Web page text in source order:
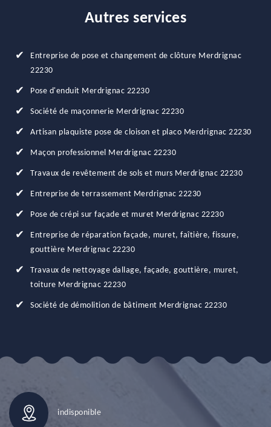
Autres services
Entreprise de pose et changement de clôture Merdrignac
22230
Pose d'enduit Merdrignac 22230
Société de maçonnerie Merdrignac 22230
Artisan plaquiste pose de cloison et placo Merdrignac 22230
Maçon professionnel Merdrignac 22230
Travaux de revêtement de sols et murs Merdrignac 22230
Entreprise de terrassement Merdrignac 22230
Pose de crépi sur façade et muret Merdrignac 22230
Entreprise de réparation façade, muret, faîtière, fissure,
gouttière Merdrignac 22230
Travaux de nettoyage dallage, façade, gouttière, muret,
toiture Merdrignac 22230
Société de démolition de bâtiment Merdrignac 22230
indisponible